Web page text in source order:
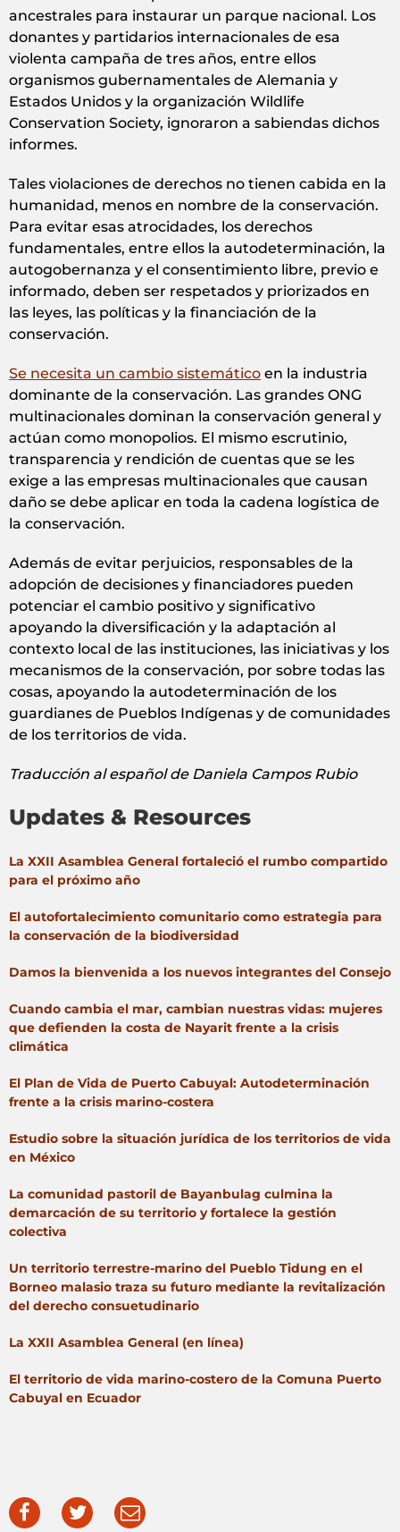
ancestrales para instaurar un parque nacional. Los
donantes y partidarios internacionales de esa
violenta campaña de tres años, entre ellos
organismos gubernamentales de Alemania y
Estados Unidos y la organización Wildlife
Conservation Society, ignoraron a sabiendas dichos
informes.
Tales violaciones de derechos no tienen cabida en la
humanidad, menos en nombre de la conservación.
Para evitar esas atrocidades, los derechos
fundamentales, entre ellos la autodeterminación, la
autogobernanza y el consentimiento libre, previo e
informado, deben ser respetados y priorizados en
las leyes, las políticas y la financiación de la
conservación.
Se necesita un cambio sistemático en la industria
dominante de la conservación. Las grandes ONG
multinacionales dominan la conservación general y
actúan como monopolios. El mismo escrutinio,
transparencia y rendición de cuentas que se les
exige a las empresas multinacionales que causan
daño se debe aplicar en toda la cadena logística de
la conservación.
Además de evitar perjuicios, responsables de la
adopción de decisiones y financiadores pueden
potenciar el cambio positivo y significativo
apoyando la diversificación y la adaptación al
contexto local de las instituciones, las iniciativas y los
mecanismos de la conservación, por sobre todas las
cosas, apoyando la autodeterminación de los
guardianes de Pueblos Indígenas y de comunidades
de los territorios de vida.
Traducción al español de Daniela Campos Rubio
Updates & Resources
La XXII Asamblea General fortaleció el rumbo compartido
para el próximo año
El autofortalecimiento comunitario como estrategia para
la conservación de la biodiversidad
Damos la bienvenida a los nuevos integrantes del Consejo
Cuando cambia el mar, cambian nuestras vidas: mujeres
que defienden la costa de Nayarit frente a la crisis
climática
El Plan de Vida de Puerto Cabuyal: Autodeterminación
frente a la crisis marino-costera
Estudio sobre la situación jurídica de los territorios de vida
en México
La comunidad pastoril de Bayanbulag culmina la
demarcación de su territorio y fortalece la gestión
colectiva
Un territorio terrestre-marino del Pueblo Tidung en el
Borneo malasio traza su futuro mediante la revitalización
del derecho consuetudinario
La XXII Asamblea General (en línea)
El territorio de vida marino-costero de la Comuna Puerto
Cabuyal en Ecuador